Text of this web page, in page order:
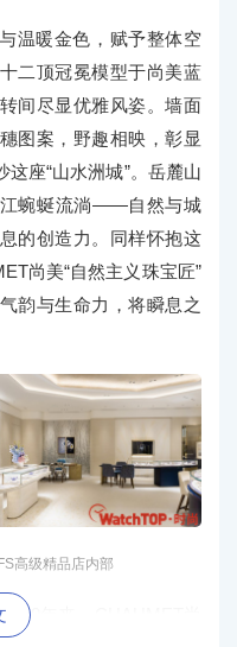
温暖金色，赋予整体空
二顶冠冕模型于尚美蓝
间尽显优雅风姿。墙面
图案，野趣相映，彰显
座“山水洲城”。岳麓山
江蜿蜒流淌——自然与城
的创造力。同样怀抱这
尚美“自然主义珠宝匠”
韵与生命力，将瞬息之
高级精品店内部
250年来，CHAUMET尚